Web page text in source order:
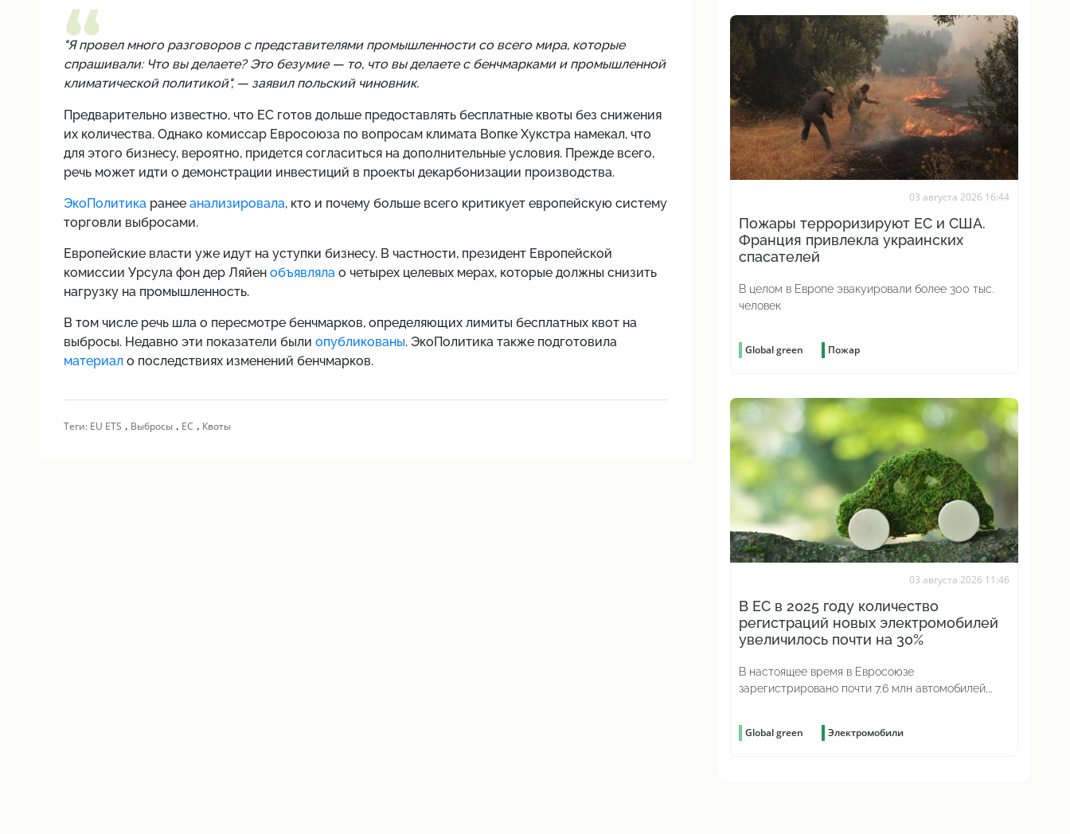
"Я провел много разговоров с представителями промышленности со всего мира, которые
спрашивали: Что вы делаете? Это безумие — то, что вы делаете с бенчмарками и промышленной
климатической политикой", — заявил польский чиновник.
Предварительно известно, что ЕС готов дольше предоставлять бесплатные квоты без снижения
их количества. Однако комиссар Евросоюза по вопросам климата Вопке Хукстра намекал, что
для этого бизнесу, вероятно, придется согласиться на дополнительные условия. Прежде всего,
речь может идти о демонстрации инвестиций в проекты декарбонизации производства.
ЭкоПолитикаранее анализировала, кто и почему больше всего критикует европейскую систему
торговли выбросами.
Европейские власти уже идут на уступки бизнесу. В частности, президент Европейской
комиссии Урсула фон дер Ляйен объявлялао четырех целевых мерах, которые должны снизить
нагрузку на промышленность.
В том числе речь шла о пересмотре бенчмарков, определяющих лимиты бесплатных квот на
выбросы. Недавно эти показатели были опубликованы. ЭкоПолитика также подготовила
материало последствиях изменений бенчмарков.
Теги: EU ETS , Выбросы, ЕС , Квоты
03 августа 2026 16:44
Пожары терроризируют ЕС и США.
Франция привлекла украинских
спасателей
В целом в Европе эвакуировали более 300 тыс.
человек
Global green Пожар
03 августа 2026 11:46
В ЕС в 2025 году количество
регистраций новых электромобилей
увеличилось почти на 30%
В настоящее время в Евросоюзе
зарегистрировано почти 7,6 млн автомобилей,
Global green Электромобили